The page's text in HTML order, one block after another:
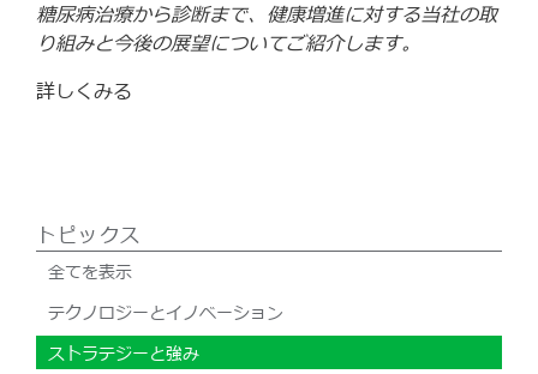
糖尿病治療から診断まで、健康増進に対する当社の取
り組みと今後の展望についてご紹介します。
詳しくみる
トピックス
全てを表示
テクノロジーとイノベーション
ストラテジーと強み